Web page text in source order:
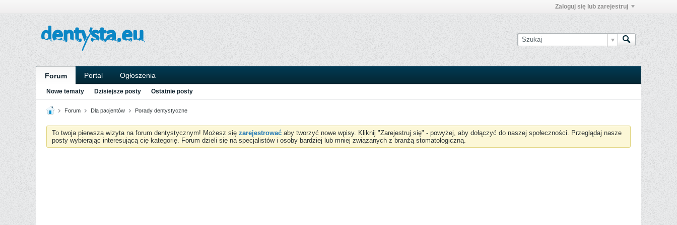
Zaloguj się lub zarejestruj
Forum Portal Ogłoszenia
Nowe tematy Dzisiejsze posty Ostatnie posty
Forum Dla pacjentów Porady dentystyczne
To twoja pierwsza wizyta na forum dentystycznym! Możesz się zarejestrować aby tworzyć nowe wpisy. Kliknij "Zarejestruj się" - powyżej, aby dołączyć do naszej społeczności. Przeglądaj nasze
posty wybierając interesującą cię kategorię. Forum dzieli się na specjalistów i osoby bardziej lub mniej związanych z branżą stomatologiczną.